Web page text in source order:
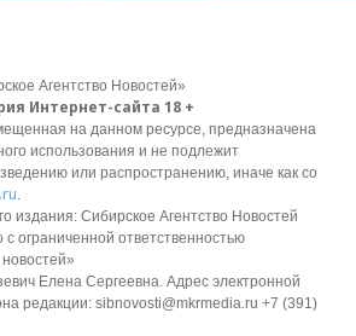
Агентство Новостей»
Интернет-сайта 18 +
на данном ресурсе, предназначена
использования и не подлежит
или распространению, иначе как со
издания: Сибирское Агентство Новостей
ограниченной ответственностью
Елена Сергеевна. Адрес электронной
редакции: sibnovosti@mkrmedia.ru +7 (391)